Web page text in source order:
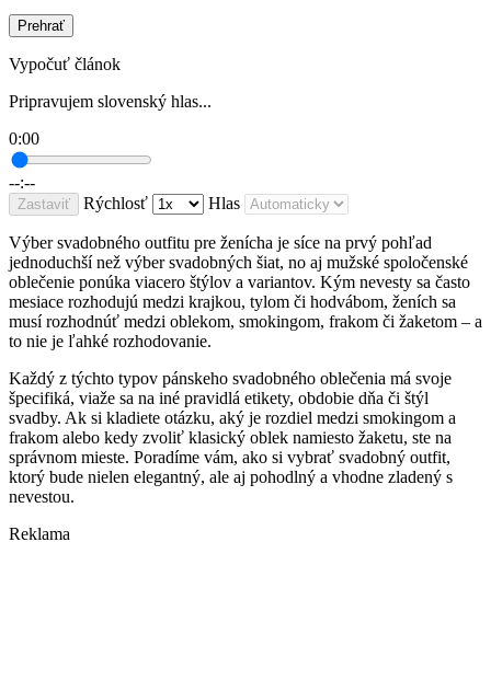
Prehrať
Vypočuť článok
Pripravujem slovenský hlas...
0:00
--:--
Zastaviť Rýchlosť Hlas
Výber svadobného outfitu pre ženícha je síce na prvý pohľad
jednoduchší než výber svadobných šiat, no aj mužské spoločenské
oblečenie ponúka viacero štýlov a variantov. Kým nevesty sa často
mesiace rozhodujú medzi krajkou, tylom či hodvábom, ženích sa
musí rozhodnúť medzi oblekom, smokingom, frakom či žaketom – a
to nie je ľahké rozhodovanie.
Každý z týchto typov pánskeho svadobného oblečenia má svoje
špecifiká, viaže sa na iné pravidlá etikety, obdobie dňa či štýl
svadby. Ak si kladiete otázku, aký je rozdiel medzi smokingom a
frakom alebo kedy zvoliť klasický oblek namiesto žaketu, ste na
správnom mieste. Poradíme vám, ako si vybrať svadobný outfit,
ktorý bude nielen elegantný, ale aj pohodlný a vhodne zladený s
nevestou.
Reklama